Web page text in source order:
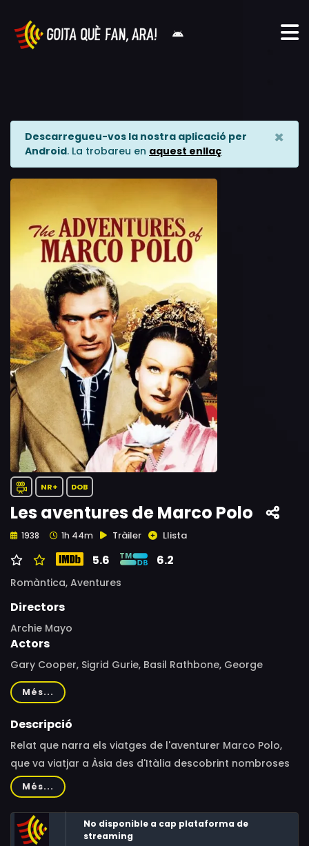
Descarregueu-vos la nostra aplicació per
Android. La trobareu en aquest enllaç
×
NR+ DOB
Les aventures de Marco Polo
1938 1h 44m Tràiler Llista
5.6 6.2
Romàntica, Aventures
Directors
Archie Mayo
Actors
Gary Cooper, Sigrid Gurie, Basil Rathbone, George
Barbier, Binnie Barnes, Ernest Truex, Alan Hale, H.B.
Warner, Robert Greig, Ferdinand Gottschalk, Henry
Kolker, Lotus Liu, Stanley Fields, Harold Huber, Lana
Theodore von Eltz
Més...
Descripció
Relat que narra els viatges de l'aventurer Marco Polo,
que va viatjar a Àsia des d'Itàlia descobrint nombroses
cultures. A Pequín coneixerà la pólvora i s'enamorarà de
la filla de l'emperador Kublai Khan.
Més...
No disponible a cap plataforma de
streaming